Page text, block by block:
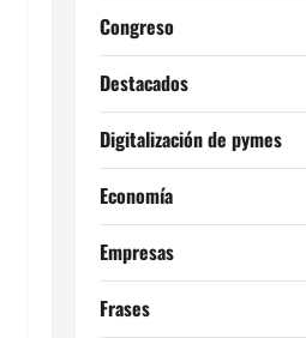
Congreso
Destacados
Digitalización de pymes
Economía
Empresas
Frases